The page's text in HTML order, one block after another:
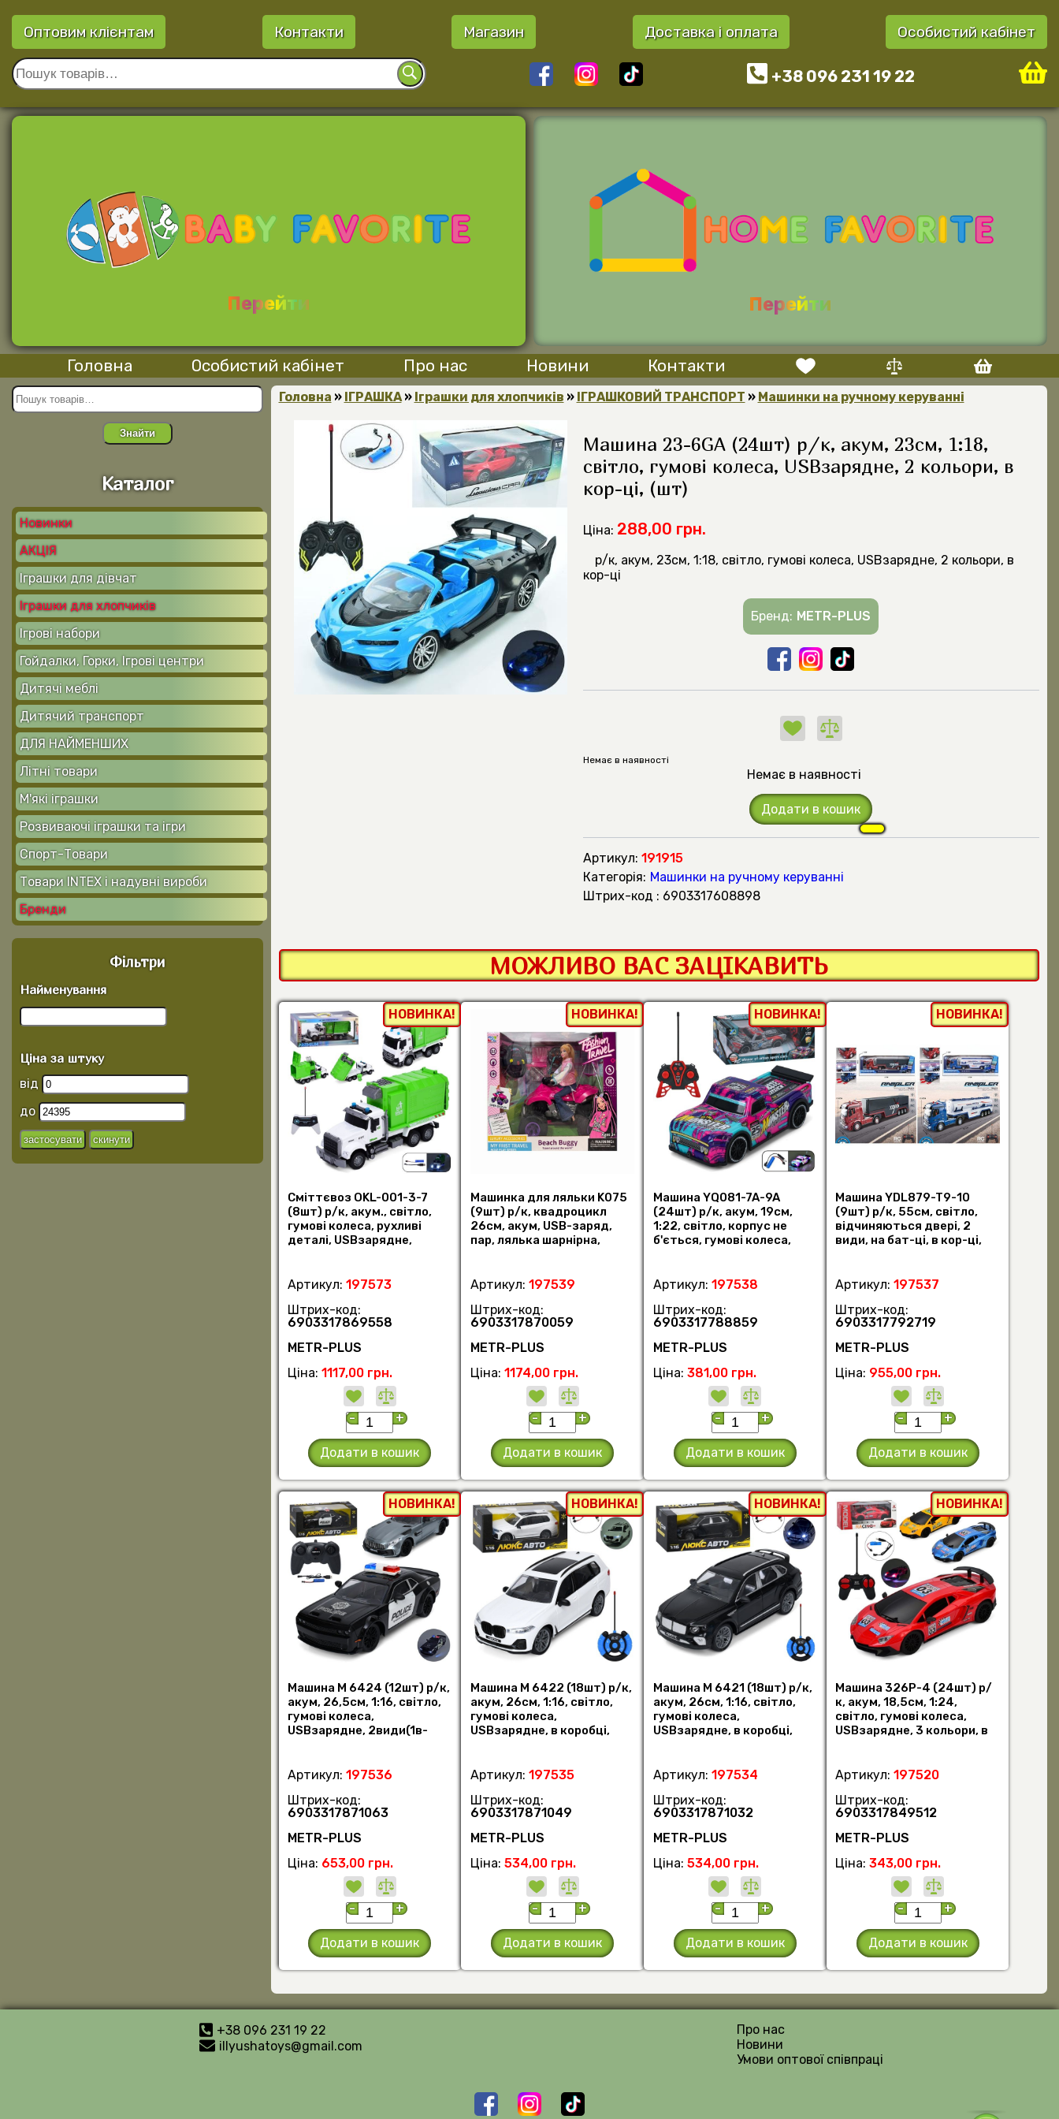
Оптовим клієнтам Контакти Магазин Доставка і оплата Особистий кабінет
+38 096 231 19 22
Перейти Перейти
Головна Особистий кабінет Про нас Новини Контакти
Знайти
Каталог
Новинки
АКЦІЯ
Іграшки для дівчат
ІГРОВІ СТОЛИКИ,
ТРЮМО
ВІЗОЧКИ, ЛІЖЕЧКА,
МАНЕЖІ
КАСОВІ АПАРАТИ,
МАГАЗИНИ
КОСМЕТИКА ДИТЯЧА,
БІСЕР, АКСЕСУАРИ
КУХНЯ, ПОБУТОВА
ТЕХНІКА, ПОСУД І
ПРОДУКТИ
ЛЯЛЬКОВІ НАРЯДИ,
Іграшки для хлопчиків
АРБАЛЕТИ, ЛУКИ,
РОГАТКИ, МЕЧІ, ШАБЛІ
ЗБРОЯ НА КУЛЬКАХ ТА
ПРИСОСКАХ
НАБОРИ ІГРАШКОВОЇ
ІГРАШКОВИЙ
ТРАНСПОРТ
Машинки на ручному
керуванні
Машинки пластмасові
(Україна)
ІГРОВІ НАБОРИ ДЛЯ
ХЛОПЧИКІВ
АКТИВНІ ІГРИ: ФУТБОЛ,
БІЛЬЯРД, ХОККЕЙ
АРМІЯ, СОЛДАТИ,
ВІЙСЬКОВІ НАБОРИ
ЛІТАКИ, ГЕЛІКОПТЕРИ,
ЗАПУСКАЛКИ СЕНСОРНІ
НАБОРИ ІГРАШКОВИХ
ІНСТРУМЕНТІВ
Ігрові набори
ЛІЗУНИ, СТРИБУНЦІ,
СВІТЛЯШКИ,
АНТИСТРЕС
МІКРОСКОП, ТЕЛЕСКОП,
ФОТОАПАРАТ,
КАЛЕЙДОСКОП
ОСТАННІ
НАДХОДЖЕННЯ
ІГРАШКИ
ТВАРИНИ, ДИНОЗАВРИ,
Гойдалки, Горки, Ігрові центри
Дитячі меблі
ПАРТИ, ДИТЯЧІ
СТОЛИКИ
СТІЛЬЧИКИ ДЛЯ
ГОДУВАННЯ
Дитячий транспорт
ВЕЛОСИПЕДИ 2-Х
КОЛІСНІ
Велосипеди 2-х колісні
"12"
Велосипеди 2-х колісні
"14"
Велосипеди 2-х колісні
"18"
Велосипеди 2-х колісні
ВЕЛОСИПЕДИ 3-Х
КОЛІСНІ
ЕЛЕКТРОМОБІЛІ,
МОТОЦИКЛИ,
КВАДРОЦИКЛИ
КАРТИ (ПЕДАЛЬНІ
ДЛЯ НАЙМЕНШИХ
Літні товари
ІГРАШКИ ПІСОЧНІ,
НАБОРИ
ВІТРЯЧКИ, ВЕРТУШКИ,
ПОВІТРЯНІ ЗМІЇ,
БУМЕРАНГ
РИБАЛКА, ВОДОПЛАВНІ
ІГРАШКИ
М'які іграшки
КОПИЦЯ ТА ІНШІ
ВІТЧИЗНЯНІ
ВИРОБНИКИ
Розвиваючі іграшки та ігри
ІГРАШКОВІ МУЗИЧНІ
ІНСТРУМЕНТИ
Спорт-Товари
БАДМІНТОН, ТЕНІС,
РАКЕТКИ
Товари INTEX і надувні вироби
Бренди
Фільтри
Найменування
Ціна за штуку
від
до
Головна » ІГРАШКА» Іграшки для хлопчиків » ІГРАШКОВИЙ ТРАНСПОРТ » Машинки на ручному керуванні
Машина 23-6GA (24шт) р/к, акум, 23см, 1:18,
світло, гумові колеса, USBзарядне, 2 кольори, в
кор-ці, (шт)
Ціна: 288,00 грн.
р/к, акум, 23см, 1:18, світло, гумові колеса, USBзарядне, 2 кольори, в
кор-ці
Бренд: METR-PLUS
Немає в наявності
Немає в наявності
Додати в кошик
Артикул: 191915
Категорія: Машинки на ручному керуванні
штрих-код : 6903317608898
МОЖЛИВО ВАС ЗАЦІКАВИТЬ
НОВИНКА!
Сміттєвоз OKL-001-3-7
(8шт) р/к, акум., світло,
гумові колеса, рухливі
деталі, USBзарядне,
Артикул:197573
Штрих-код:
6903317869558
METR-PLUS
Ціна:1117,00 грн.
- +
Додати в кошик
НОВИНКА!
Машинка для ляльки K075
(9шт) р/к, квадроцикл
26см, акум, USB-заряд,
пар, лялька шарнірна,
Артикул: 197539
Штрих-код:
6903317870059
METR-PLUS
Ціна: 1174,00 грн.
- +
Додати в кошик
НОВИНКА!
Машина YQ081-7A-9A
(24шт) р/к, акум, 19см,
1:22, світло, корпус не
б'ється, гумові колеса,
Артикул: 197538
Штрих-код:
6903317788859
METR-PLUS
Ціна: 381,00 грн.
- +
Додати в кошик
НОВИНКА!
Машина YDL879-T9-10
(9шт) р/к, 55см, світло,
відчиняються двері, 2
види, на бат-ці, в кор-ці,
Артикул:197537
Штрих-код:
6903317792719
METR-PLUS
Ціна: 955,00 грн.
- +
Додати в кошик
НОВИНКА!
Машина M 6424 (12шт) р/к,
акум, 26,5см, 1:16, світло,
гумові колеса,
USBзарядне, 2види(1в-
Артикул:197536
Штрих-код:
6903317871063
METR-PLUS
Ціна: 653,00 грн.
- +
Додати в кошик
НОВИНКА!
Машина M 6422 (18шт) р/к,
акум, 26см, 1:16, світло,
гумові колеса,
USBзарядне, в коробці,
Артикул: 197535
Штрих-код:
6903317871049
METR-PLUS
Ціна: 534,00 грн.
- +
Додати в кошик
НОВИНКА!
Машина M 6421 (18шт) р/к,
акум, 26см, 1:16, світло,
гумові колеса,
USBзарядне, в коробці,
Артикул: 197534
Штрих-код:
6903317871032
METR-PLUS
Ціна: 534,00 грн.
- +
Додати в кошик
НОВИНКА!
Машина 326P-4 (24шт) р/
к, акум, 18,5см, 1:24,
світло, гумові колеса,
USBзарядне, 3 кольори, в
Артикул:197520
Штрих-код:
6903317849512
METR-PLUS
Ціна:343,00 грн.
- +
Додати в кошик
+38 096 231 19 22
illyushatoys@gmail.com
Про нас
Новини
Умови оптової співпраці